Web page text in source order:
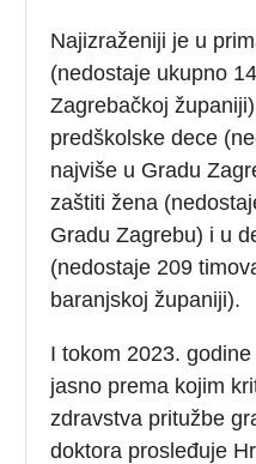
Najizraženiji je u
(nedostaje ukupno
Zagrebačkoj
predškolske dece
najviše u Gradu
zaštiti žena
Gradu Zagrebu) i u
(nedostaje 209
baranjskoj županiji).
I tokom 2023.
jasno prema kojim
zdravstva pritužbe
doktora prosleđuje